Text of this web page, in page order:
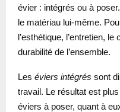
évier : intégrés ou à
le matériau lui-même.
l’esthétique, l’entretien,
durabilité de l’ensemble.
Les éviers intégrés sont
travail. Le résultat est
éviers à poser, quant à